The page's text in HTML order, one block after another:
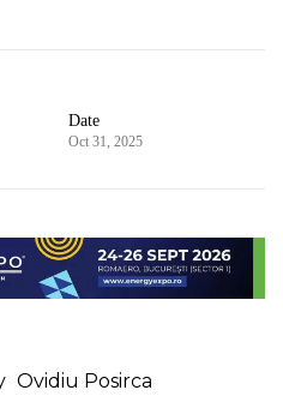
Date
Oct 31, 2025
Ovidiu Posirca